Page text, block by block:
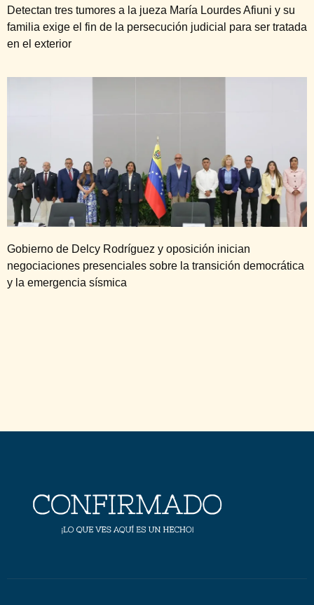
Detectan tres tumores a la jueza María Lourdes Afiuni y su
familia exige el fin de la persecución judicial para ser tratada
en el exterior
Gobierno de Delcy Rodríguez y oposición inician
negociaciones presenciales sobre la transición democrática
y la emergencia sísmica